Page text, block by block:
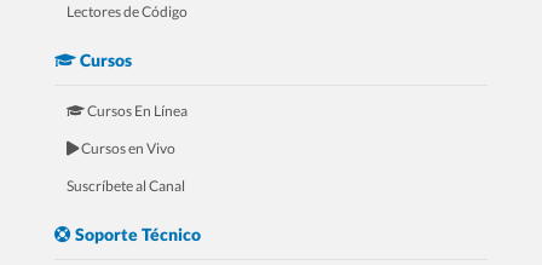
tu FERRETERÍA
Lectores de Código
Cursos
Cursos En Línea
Cursos en Vivo
Suscríbete al Canal
Soporte Técnico